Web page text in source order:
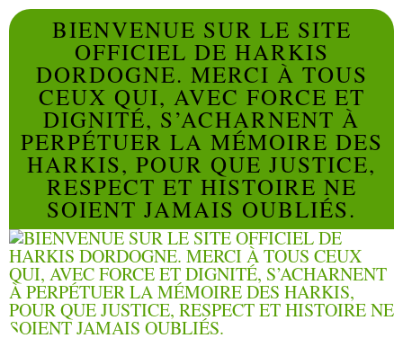
BIENVENUE SUR LE SITE
OFFICIEL DE HARKIS
DORDOGNE. MERCI À TOUS
CEUX QUI, AVEC FORCE ET
DIGNITÉ, S’ACHARNENT À
PERPÉTUER LA MÉMOIRE DES
HARKIS, POUR QUE JUSTICE,
RESPECT ET HISTOIRE NE
SOIENT JAMAIS OUBLIÉS.